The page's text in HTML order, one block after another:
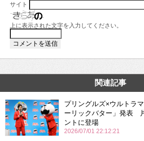
サイト
上に表示された文字を入力してください。
関連記事
プリングルズ×ウルトラ
ーリックバター」発表
ントに登場
2026/07/01 22:12:21